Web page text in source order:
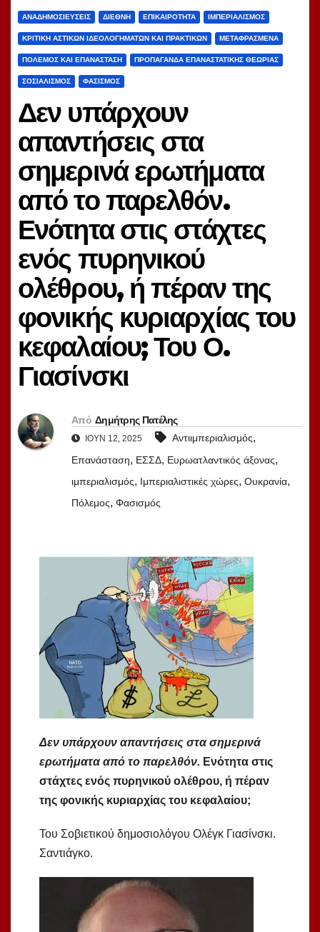
ΑΝΑΔΗΜΟΣΙΕΎΣΕΙΣ ΔΙΕΘΝΉ ΕΠΙΚΑΙΡΌΤΗΤΑ ΙΜΠΕΡΙΑΛΙΣΜΌΣ
ΚΡΙΤΙΚΉ ΑΣΤΙΚΏΝ ΙΔΕΟΛΟΓΗΜΆΤΩΝ ΚΑΙ ΠΡΑΚΤΙΚΏΝ ΜΕΤΑΦΡΑΣΜΈΝΑ
ΠΌΛΕΜΟΣ ΚΑΙ ΕΠΑΝΆΣΤΑΣΗ ΠΡΟΠΑΓΆΝΔΑ ΕΠΑΝΑΣΤΑΤΙΚΉΣ ΘΕΩΡΊΑΣ
ΣΟΣΙΑΛΙΣΜΌΣ ΦΑΣΙΣΜΌΣ
Δεν υπάρχουν
απαντήσεις στα
σημερινά ερωτήματα
από το παρελθόν.
Ενότητα στις στάχτες
ενός πυρηνικού
ολέθρου, ή πέραν της
φονικής κυριαρχίας του
κεφαλαίου; Του Ο.
Γιασίνσκι
Από Δημήτρης Πατέλης
ΙΟΎΝ 12, 2025 Αντιιμπεριαλισμός,
Επανάσταση, ΕΣΣΔ, Ευρωατλαντικός άξονας,
ιμπεριαλισμός, Ιμπεριαλιστικές χώρες, Ουκρανία,
Πόλεμος, Φασισμός
Δεν υπάρχουν απαντήσεις στα σημερινά
ερωτήματα από το παρελθόν. Ενότητα στις
στάχτες ενός πυρηνικού ολέθρου, ή πέραν
της φονικής κυριαρχίας του κεφαλαίου;
Του Σοβιετικού δημοσιολόγου Ολέγκ Γιασίνσκι.
Σαντιάγκο.